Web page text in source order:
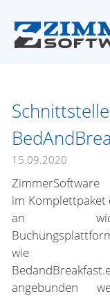
15.09.2020
ZimmerSoftware
im Komplettpaket
an
wie
angebunden